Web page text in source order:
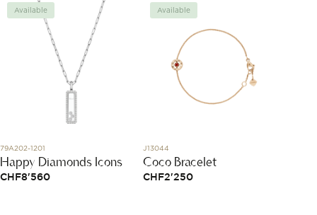
Available
79A202-1201
Happy Diamonds Icons
CHF8'560
Available
J13044
Coco Bracelet
CHF2'250